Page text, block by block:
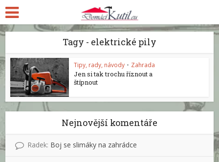
Tagy - elektrické pily
Tipy, rady, návody • Zahrada
Jen si tak trochu říznout a
štípnout
Nejnovější komentáře
Radek: Boj se slimáky na zahrádce